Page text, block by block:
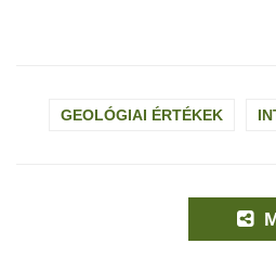
GEOLÓGIAI ÉRTÉKEK